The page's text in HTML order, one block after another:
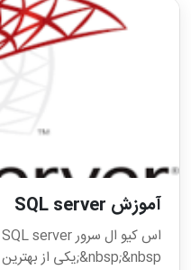
آموزش SQL server
&nbsp;&nbsp;یکی از بهترین و محبوب ترین نرم افزارهایی...